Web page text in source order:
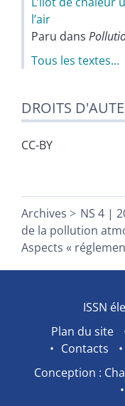
l’air
Paru dans
Tous les textes...
DROITS
CC-BY
Archives
NS 4 |
de la pollution
Aspects «
ISSN
Plan du site
Contacts
Conception :